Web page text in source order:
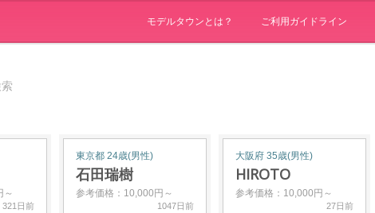
モデルタウンとは？ ご利用ガイドライン
～
321日前
東京都 24歳(男性)
石田瑞樹
参考価格：10,000円～
1047日前
大阪府 35歳(男性)
HIROTO
参考価格：10,000円～
27日前